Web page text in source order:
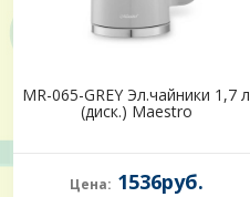
MR-065-GREY Эл.чайники 1,7 л
(диск.) Maestro
Цена: 1536руб.